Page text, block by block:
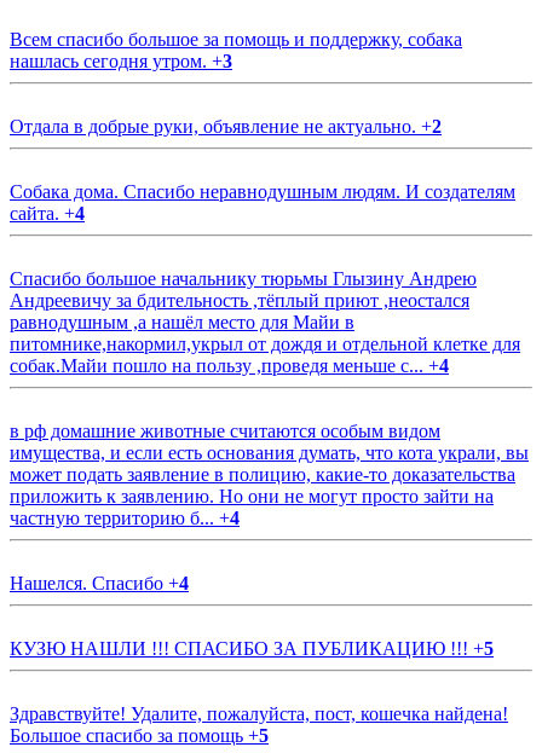
Всем спасибо большое за помощь и поддержку, собака
нашлась сегодня утром. +3
Отдала в добрые руки, объявление не актуально. +2
Собака дома. Спасибо неравнодушным людям. И создателям
сайта. +4
Спасибо большое начальнику тюрьмы Глызину Андрею
Андреевичу за бдительность ,тёплый приют ,неостался
равнодушным ,а нашёл место для Майи в
питомнике,накормил,укрыл от дождя и отдельной клетке для
собак.Майи пошло на пользу ,проведя меньше с... +4
в рф домашние животные считаются особым видом
имущества, и если есть основания думать, что кота украли, вы
может подать заявление в полицию, какие-то доказательства
приложить к заявлению. Но они не могут просто зайти на
частную территорию б... +4
Нашелся. Спасибо +4
КУЗЮ НАШЛИ !!! СПАСИБО ЗА ПУБЛИКАЦИЮ !!! +5
Здравствуйте! Удалите, пожалуйста, пост, кошечка найдена!
Большое спасибо за помощь +5